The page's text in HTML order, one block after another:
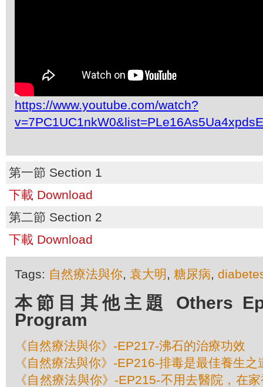
https://www.youtube.com/watch?
第一節 Section 1
下載 Download
第二節 Section 2
下載 Download
Tags: 自然療法與你, 袁大明 , 糖尿病,
本節目其他主題 Others
Program
《自然療法與你》-EP217-沸石的治療功效
《自然療法與你》-EP216-排毒是最佳養生之
《自然療法與你》-EP215-不用去醫院，在